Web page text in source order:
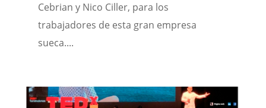
Cebrian y Nico Ciller, para los
trabajadores de esta gran empresa
sueca....